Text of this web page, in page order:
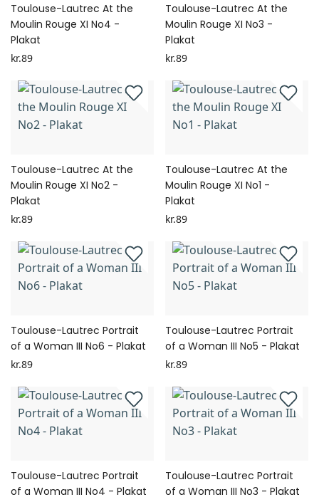
Toulouse-Lautrec At the
Moulin Rouge XI No4 -
Plakat
kr.89
Toulouse-Lautrec At the
Moulin Rouge XI No3 -
Plakat
kr.89
Toulouse-Lautrec At the
Moulin Rouge XI No2 -
Plakat
kr.89
Toulouse-Lautrec At the
Moulin Rouge XI No1 -
Plakat
kr.89
Toulouse-Lautrec Portrait
of a Woman III No6 - Plakat
kr.89
Toulouse-Lautrec Portrait
of a Woman III No5 - Plakat
kr.89
Toulouse-Lautrec Portrait
of a Woman III No4 - Plakat
Toulouse-Lautrec Portrait
of a Woman III No3 - Plakat